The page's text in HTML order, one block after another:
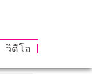
วิดีโอ